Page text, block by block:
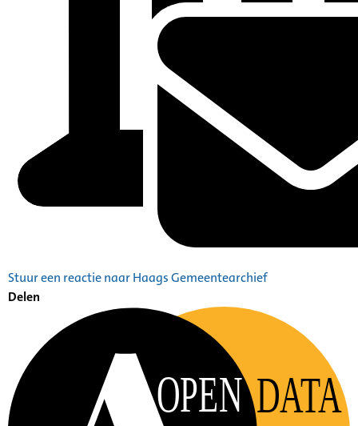
Stuur een reactie naar Haags Gemeentearchief
Delen
OPEN DATA